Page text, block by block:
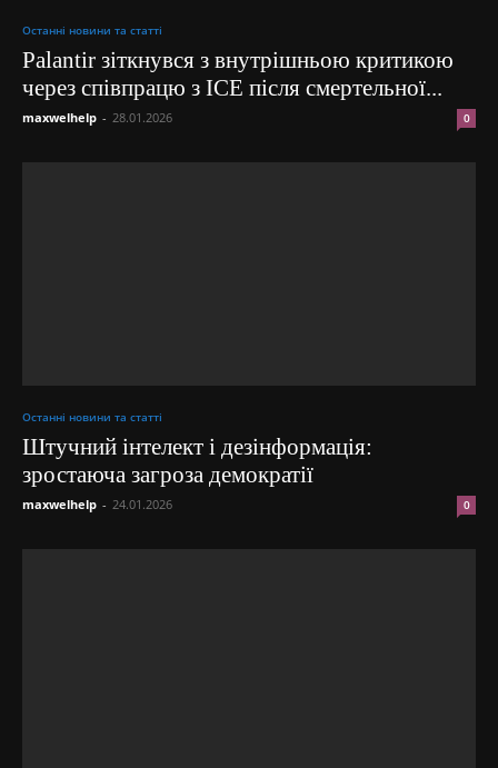
Останні новини та статті
Palantir зіткнувся з внутрішньою критикою
через співпрацю з ICE після смертельної...
maxwelhelp - 28.01.2026 0
Останні новини та статті
Штучний інтелект і дезінформація:
зростаюча загроза демократії
maxwelhelp - 24.01.2026 0